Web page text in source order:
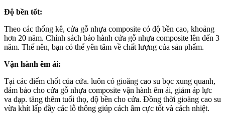
Độ bền tốt:
Theo các thống kê, cửa gỗ nhựa composite có độ bền cao, khoảng
hơn 20 năm. Chính sách bảo hành cửa gỗ nhựa composite lên đến 3
năm. Thế nên, bạn có thể yên tâm về chất lượng của sản phẩm.
Vận hành êm ái:
Tại các điểm chốt của cửa. luôn có gioăng cao su bọc xung quanh,
đảm bảo cho cửa gỗ nhựa composite vận hành êm ái, giảm áp lực
va đạp. tăng thêm tuổi thọ, độ bền cho cửa. Đồng thời gioăng cao su
vừa khít lấp đầy các lỗ thông giúp cách âm cực tốt và cách nhiệt.